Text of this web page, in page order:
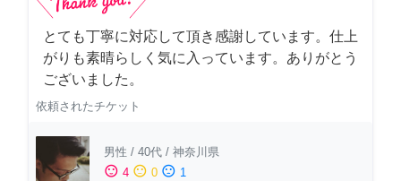
とても丁寧に対応して頂き感謝しています。仕上
がりも素晴らしく気に入っています。ありがとう
ございました。
依頼されたチケット
男性 / 40代 / 神奈川県
sentiment_satisfied 4 sentiment_neutral 0 sentiment_dissatisfied 1